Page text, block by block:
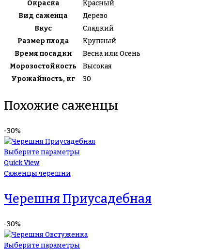
Окраска
Красный
Вид саженца
Дерево
Вкус
Сладкий
Размер плода
Крупный
Время посадки
Весна или Осень
Морозостойкость
Высокая
Урожайность, кг
30
Похожие саженцы
-30%
Выберите параметры
Quick View
Саженцы черешни
Черешня Приусадебная
-30%
Выберите параметры